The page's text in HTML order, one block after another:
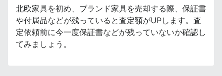
北欧家具を初め、ブランド家具を売却する際、保証書
や付属品などが残っていると査定額がUPします。査
定依頼前に今一度保証書などが残っていないか確認し
てみましょう。